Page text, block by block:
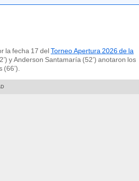
la fecha 17 delTorneo Apertura 2026 de la
y Anderson Santamaría (52’) anotaron los
(66’).